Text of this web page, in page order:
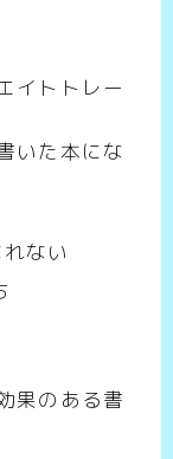
イトトレー
いた本にな
ない
果のある書